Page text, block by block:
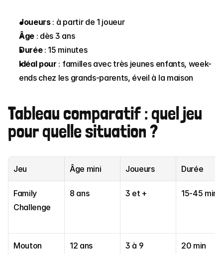
Joueurs : à partir de 1 joueur
Âge : dès 3 ans
Durée : 15 minutes
Idéal pour : familles avec très jeunes enfants, week-
ends chez les grands-parents, éveil à la maison
Tableau comparatif : quel jeu
pour quelle situation ?
Jeu Âge mini Joueurs Durée
Family
Challenge
8 ans 3 et + 15-45 min
Mouton
12 ans 3 à 9 20 min